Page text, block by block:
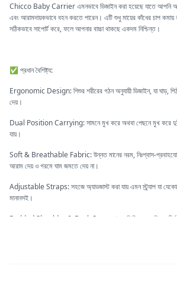
Chicco Baby Carrier এমনভাবে ডিজাইন করা হয়েছে যাতে আপনি
এবং আরামদায়কভাবে বহন করতে পারেন। এটি শুধু মায়ের কাঁধের চাপ কমায়
সঠিকভাবে সাপোর্ট করে, ফলে আপনার বাচ্চা থাকছে একদম নিশ্চিন্ত।
✅ প্রধান বৈশিষ্ট্য:
Ergonomic Design: শিশুর শরীরের গঠন অনুযায়ী ডিজাইন, যা ঘাড়,
দেয়।
Dual Position Carrying: সামনে মুখ করে অথবা পেছনে মুখ করে
যায়।
Soft & Breathable Fabric: উন্নত মানের নরম, নিঃশ্বাস-
আরাম দেয় ও গরমে ঘাম জমতে দেয় না।
Adjustable Straps: সহজে অ্যাডজাস্ট করা যায় এমন স্ট্র্যাপ যা
মানানসই।
Padded Shoulder & Back Support: অতিরিক্ত প্যাডিং যা